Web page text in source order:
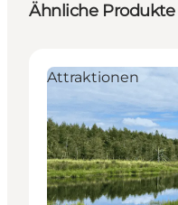
Ähnliche Produkte
Attraktionen